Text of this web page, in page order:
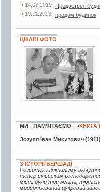
» 14.03.2019 Продається
» 10.11.2018 продам будинок
ЦІКАВІ ФОТО
2 фото
МИ - ПАМ’ЯТАЄМО - «КНИГА
Зозуля Іван Микитович (1911)
З ІСТОРІЇ БЕРШАДІ
Розвиток капіталізму
тепер сільським
місті були три млини,
модернізований цукровий